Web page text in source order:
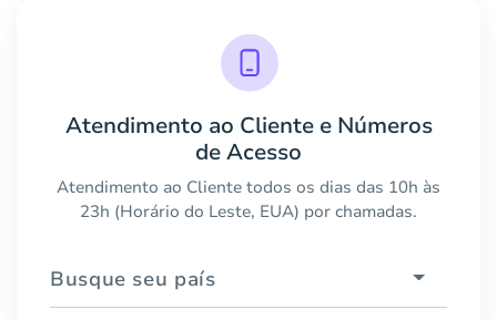
Atendimento ao Cliente e Números
de Acesso
Atendimento ao Cliente todos os dias das 10h às
23h (Horário do Leste, EUA) por chamadas.
Busque seu país